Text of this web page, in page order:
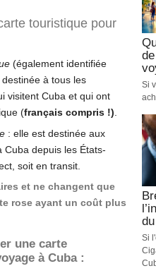
touristique pour
(également identifiée
à tous les
visitent Cuba et qui ont
(français compris !).
: elle est destinée aux
depuis les États-
soit en transit.
et ne changent que
rose ayant un coût plus
une carte
à Cuba :
Si
Si